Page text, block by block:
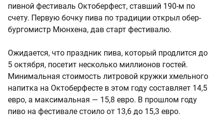
пивной фестиваль Октоберфест, ставший 190-м по
счету. Первую бочку пива по традиции открыл обер-
бургомистр Мюнхена, дав старт фестивалю.
Ожидается, что праздник пива, который продлится до
5 октября, посетит несколько миллионов гостей.
Минимальная стоимость литровой кружки хмельного
напитка на Октоберфесте в этом году составляет 14,5
евро, а максимальная — 15,8 евро. В прошлом году
пиво на фестивале стоило от 13,6 до 15,3 евро.